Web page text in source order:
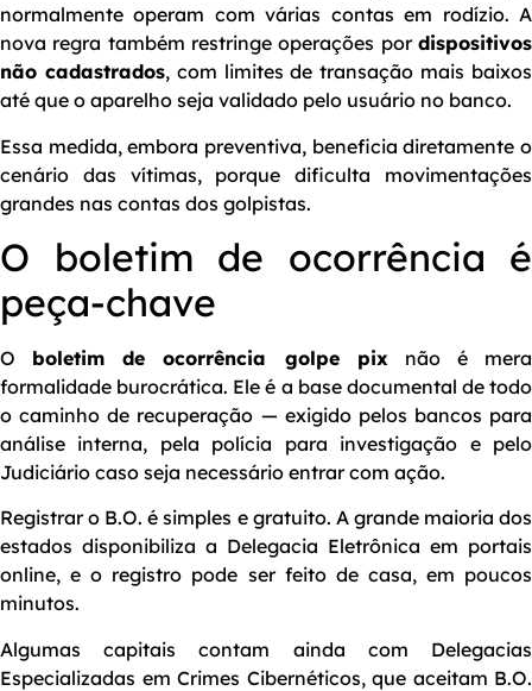
normalmente operam com várias contas em rodízio. A
nova regra também restringe operações por dispositivos
não cadastrados, com limites de transação mais baixos
até que o aparelho seja validado pelo usuário no banco.
Essa medida, embora preventiva, beneficia diretamente o
cenário das vítimas, porque dificulta movimentações
grandes nas contas dos golpistas.
O boletim de ocorrência é
peça-chave
O boletim de ocorrência golpe pixnão é mera
formalidade burocrática. Ele é a base documental de todo
o caminho de recuperação — exigido pelos bancos para
análise interna, pela polícia para investigação e pelo
Judiciário caso seja necessário entrar com ação.
Registrar o B.O. é simples e gratuito. A grande maioria dos
estados disponibiliza a Delegacia Eletrônica em portais
online, e o registro pode ser feito de casa, em poucos
minutos.
Algumas capitais contam ainda com Delegacias
Especializadas em Crimes Cibernéticos, que aceitam B.O.